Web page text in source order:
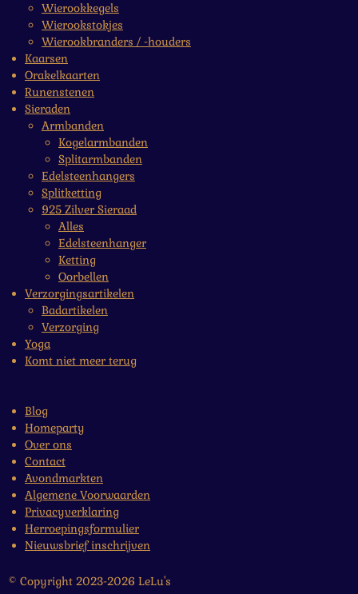
Wierookkegels
Wierookstokjes
Wierookbranders / -houders
Kaarsen
Orakelkaarten
Runenstenen
Sieraden
Armbanden
Kogelarmbanden
Splitarmbanden
Edelsteenhangers
Splitketting
925 Zilver Sieraad
Alles
Edelsteenhanger
Ketting
Oorbellen
Verzorgingsartikelen
Badartikelen
Verzorging
Yoga
Komt niet meer terug
Blog
Homeparty
Over ons
Contact
Avondmarkten
Algemene Voorwaarden
Privacyverklaring
Herroepingsformulier
Nieuwsbrief inschrijven
© Copyright 2023-2026 LeLu's